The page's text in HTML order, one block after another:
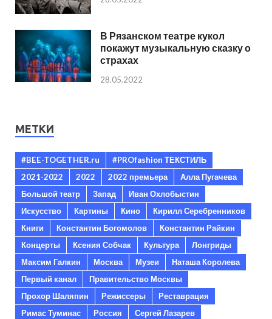
В Рязанском театре кукол
покажут музыкальную сказку о
страхах
28.05.2022
МЕТКИ
#BEE-TOGETHER.ru
#PROfashion ТЕКСТИЛЬ
2021-2022
2022 2022 премьера
Алла Пугачева
Большой театр
Запад
Иван Охлобыстин
Искусство
Картины Кино
Кирилл Серебренников
Книги
Константин Богомолов
Константин Райкин
Концерты
Ксения Собчак Культура
Лонгриды
Максим Галкин
Москва Музеи
Наташа Королева
Первый канал
Правительство Москвы
Прохор Шаляпин
Режиссеры
Реставрация
Римас Туминас
Россия
Сергей Лазарев